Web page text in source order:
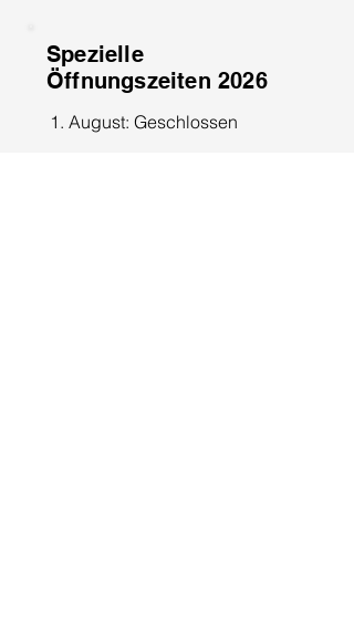
Spezielle
Öffnungszeiten 2026
1. August: Geschlossen